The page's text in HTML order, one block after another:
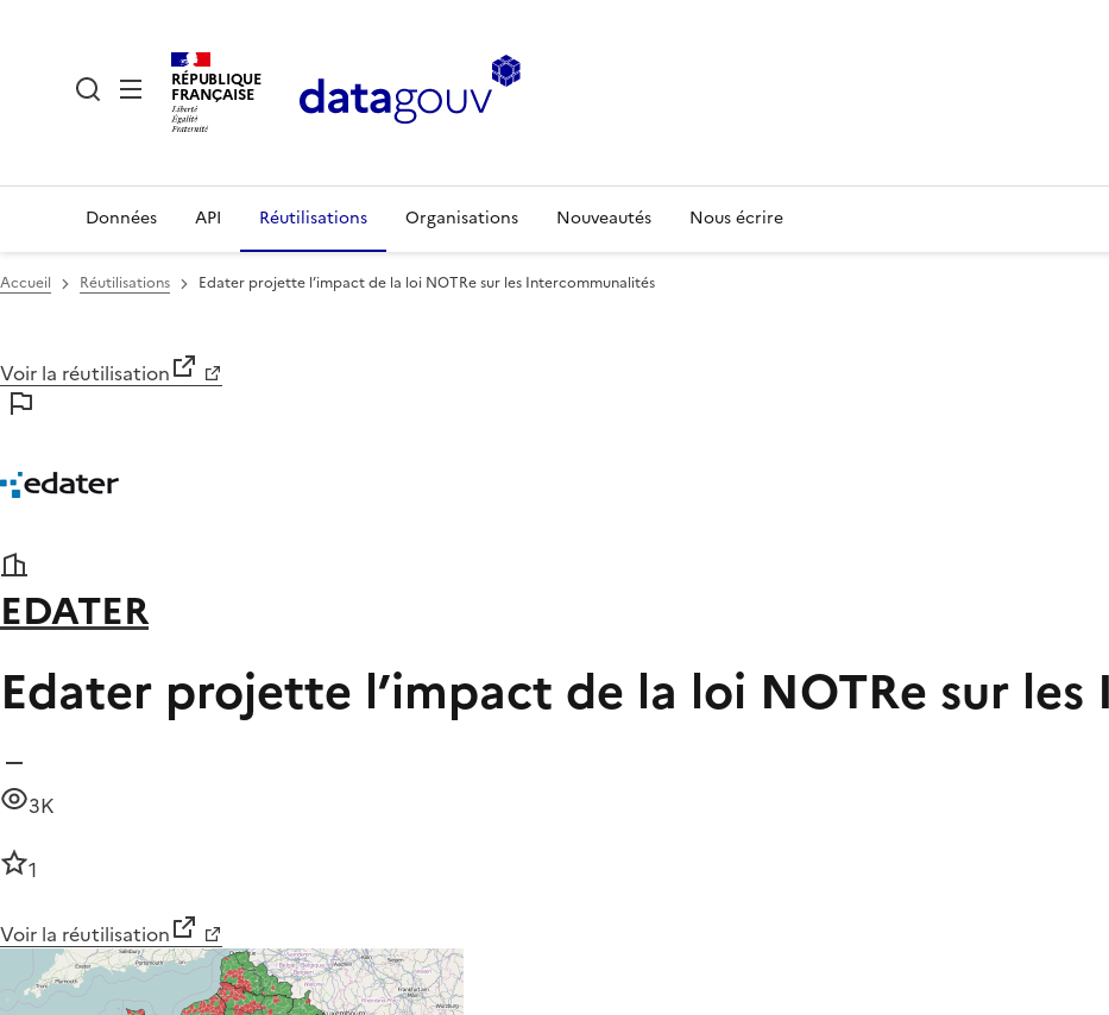
RÉPUBLIQUE
FRANÇAISE
Données API Réutilisations Organisations Nouveautés Nous écrire
Accueil Réutilisations Edater projette l’impact de la loi NOTRe sur les Intercommunalités
Voir la réutilisation
EDATER
Edater projette l’impact de la loi NOTRe sur
3K
1
Voir la réutilisation